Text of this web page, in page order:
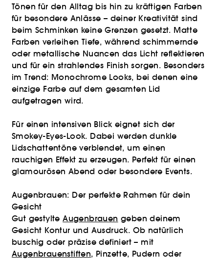
Tönen für den Alltag bis hin zu kräftigen Farben
für besondere Anlässe – deiner Kreativität sind
beim Schminken keine Grenzen gesetzt. Matte
Farben verleihen Tiefe, während schimmernde
oder metallische Nuancen das Licht reflektieren
und für ein strahlendes Finish sorgen. Besonders
im Trend: Monochrome Looks, bei denen eine
einzige Farbe auf dem gesamten Lid
aufgetragen wird.
Für einen intensiven Blick eignet sich der
Smokey-Eyes-Look. Dabei werden dunkle
Lidschattentöne verblendet, um einen
rauchigen Effekt zu erzeugen. Perfekt für einen
glamourösen Abend oder besondere Events.
Augenbrauen: Der perfekte Rahmen für dein
Gesicht
Gut gestylteAugenbrauen geben deinem
Gesicht Kontur und Ausdruck. Ob natürlich
buschig oder präzise definiert – mit
Augenbrauenstiften, Pinzette, Pudern oder